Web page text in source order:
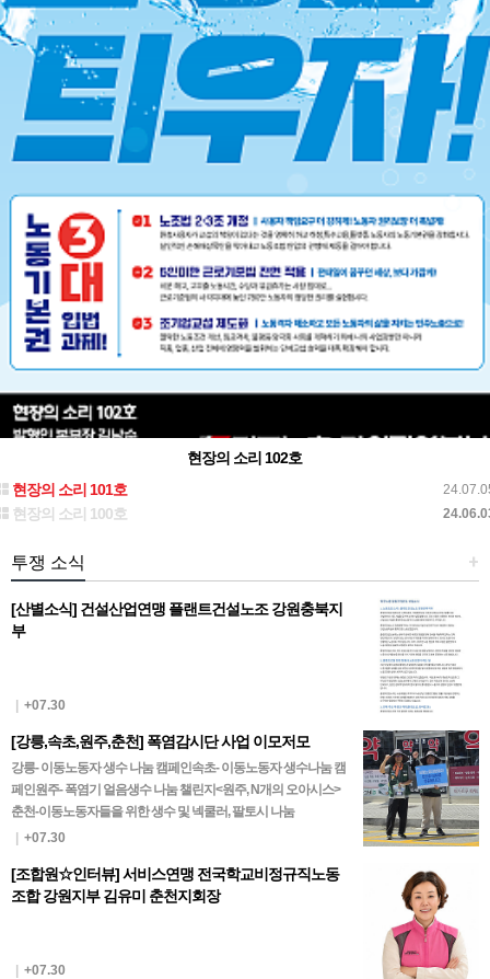
현장의 소리 102호
현장의 소리 101호
현장의 소리 100호
+
투쟁 소식
[산별소식] 건설산업연맹 플랜트건설노조 강원충북지
부
| +07.30
[강릉,속초,원주,춘천] 폭염감시단 사업 이모저모
강릉- 이동노동자 생수 나눔 캠페인속초- 이동노동자 생수나눔 캠
페인원주- 폭염기 얼음생수 나눔 챌린지<원주, N개의 오아시스>
춘천-이동노동자들을 위한 생수 및 넥쿨러, 팔토시 나눔
| +07.30
[조합원☆인터뷰] 서비스연맹 전국학교비정규직노동
조합 강원지부 김유미 춘천지회장
| +07.30